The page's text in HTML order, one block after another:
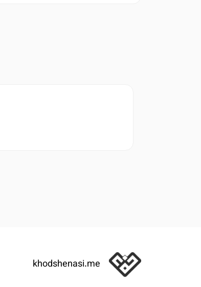
khodshenasi.me